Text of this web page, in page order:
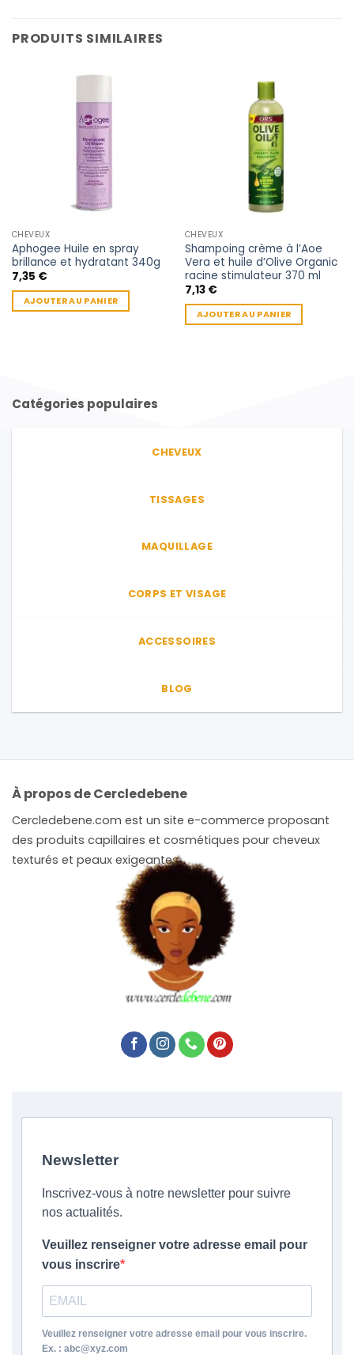
PRODUITS SIMILAIRES
CHEVEUX
Aphogee Huile en spray
brillance et hydratant 340g
7,35 €
AJOUTER AU PANIER
CHEVEUX
Shampoing crème à l’Aoe
Vera et huile d’Olive Organic
racine stimulateur 370 ml
7,13 €
AJOUTER AU PANIER
Catégories populaires
CHEVEUX
TISSAGES
MAQUILLAGE
CORPS ET VISAGE
ACCESSOIRES
BLOG
À propos de Cercledebene
Cercledebene.com est un site e-commerce proposant
des produits capillaires et cosmétiques pour cheveux
texturés et peaux exigeantes.
Newsletter
Inscrivez-vous à notre newsletter pour suivre
nos actualités.
Veuillez renseigner votre adresse email pour
vous inscrire
Veuillez renseigner votre adresse email pour vous inscrire.
Ex. : abc@xyz.com